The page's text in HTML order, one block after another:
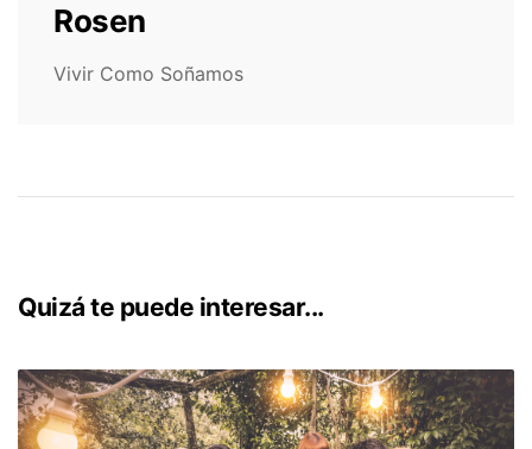
Rosen
Vivir Como Soñamos
Quizá te puede interesar...